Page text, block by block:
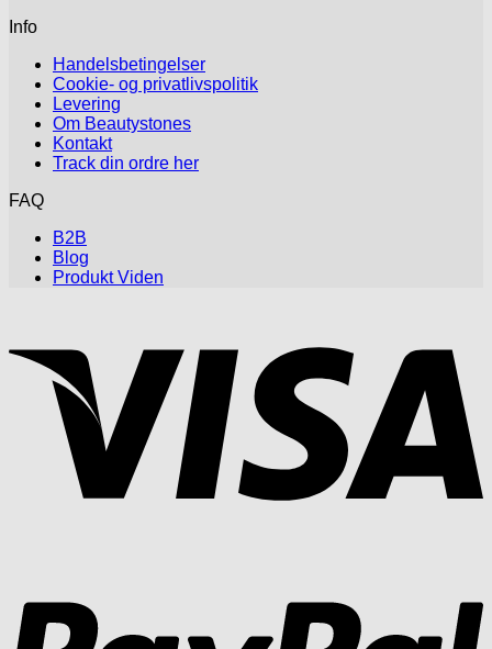
Info
Handelsbetingelser
Cookie- og privatlivspolitik
Levering
Om Beautystones
Kontakt
Track din ordre her
FAQ
B2B
Blog
Produkt Viden